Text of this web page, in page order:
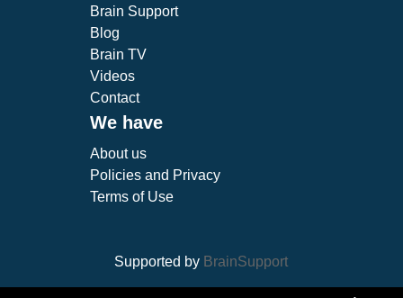
Brain Support
Blog
Brain TV
Videos
Contact
We have
About us
Policies and Privacy
Terms of Use
Supported by BrainSupport